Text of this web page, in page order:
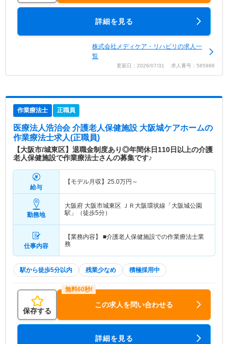
詳細を見る
株式会社メディケア・リハビリの求人一
覧
更新日：2026/07/31 求人番号：585988
作業療法士 正職員
医療法人浩治会 介護老人保健施設 大阪城ケアホームの
作業療法士求人(正職員)
【大阪市/城東区】退職金制度あり◎年間休日110日以上の介護
老人保健施設で作業療法士さんの募集です♪
給与
【モデル月収】 25.0万円～
勤務地
大阪府 大阪市城東区 ＪＲ大阪環状線「大阪城公園
駅」（徒歩5分）
仕事内容
【業務内容】 ■介護老人保健施設での作業療法士業
務
駅から徒歩5分以内 残業少なめ 積極採用中
保存する
この求人を問い合わせる
詳細を見る